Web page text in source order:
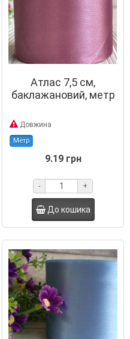
Атлас 7,5 см,
баклажановий, метр
Довжина
Метр
9.19 грн
- +
До кошика